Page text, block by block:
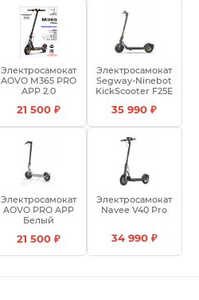
Электросамокат
AOVO M365 PRO
APP 2.0
21 500 ₽
Электросамокат
Segway-Ninebot
KickScooter F25E
35 990 ₽
Электросамокат
AOVO PRO APP
Белый
21 500 ₽
Электросамокат
Navee V40 Pro
34 990 ₽